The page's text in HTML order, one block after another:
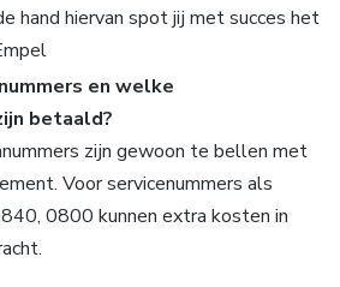
hand hiervan spot jij met succes het
en welke
betaald?
zijn gewoon te bellen met
Voor servicenummers als
0800 kunnen extra kosten in